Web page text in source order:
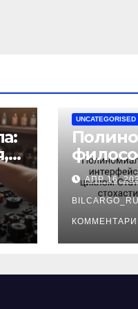
UNCATEGORISED
циклом
среде
АПР 16,
BILCARGO_RU